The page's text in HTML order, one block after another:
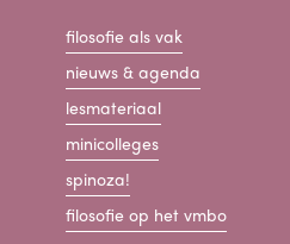
filosofie als vak
nieuws & agenda
lesmateriaal
minicolleges
spinoza!
filosofie op het vmbo